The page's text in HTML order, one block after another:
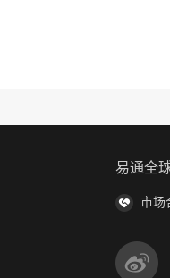
易通全
市场